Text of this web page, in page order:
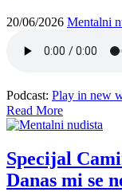
20/06/2026 Mentalni
Podcast: Play in new
Read More
Specijal
Danas mi se